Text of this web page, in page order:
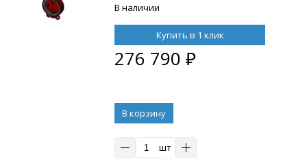
чугун EN-GJS-500-7, уплотнение
В наличии
Купить в 1 клик
276 790 ₽
В корзину
шт